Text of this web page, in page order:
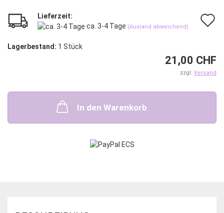
Lieferzeit:
ca. 3-4 Tage (Ausland abweichend)
Lagerbestand: 1 Stück
21,00 CHF
zzgl. Versand
In den Warenkorb